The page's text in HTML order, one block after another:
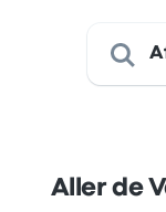
Aller de